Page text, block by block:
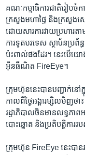
គណៈកម្មាធិការ​ជាតិ​រៀបចំ​ក
ក្រសួង​មហាផ្ទៃ និង​ក្រសួង​សេ
ដោយសារ​ការ​វាយ​ប្រហារ​ត
ការទូត​បរទេស ស្ថាប័ន​ប្រព័ន្
ប៉ះពាល់​ផង​ដែរ។ នេះ​បើ​យ
អ៊ីនធឺណិត FireEye។
ក្រុមហ៊ុន​នេះ​បាន​បញ្ជាក់​នៅ​
កាល​ពី​ថ្ងៃ​អង្គារ​ម្សិលមិញ​ថ
រដ្ឋាភិបាល​ចិន​មាន​លទ្ធភ
បោះ​ឆ្នោត និង​ប្រតិបត្តិការ​រ
ក្រុមហ៊ុន ​FireEye នេះ​បាន​